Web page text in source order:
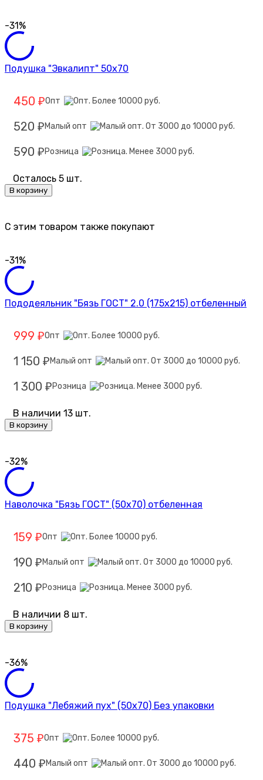
-31%
Подушка "Эвкалипт" 50х70
450 ₽Опт
520 ₽ Малый опт
590 ₽ Розница
Осталось 5 шт.
В корзину
C этим товаром также покупают
-31%
Пододеяльник "Бязь ГОСТ" 2.0 (175х215) отбеленный
999 ₽Опт
1 150 ₽ Малый опт
1 300 ₽ Розница
В наличии 13 шт.
В корзину
-32%
Наволочка "Бязь ГОСТ" (50х70) отбеленная
159 ₽Опт
190 ₽ Малый опт
210 ₽ Розница
В наличии 8 шт.
В корзину
-36%
Подушка "Лебяжий пух" (50х70) Без упаковки
375 ₽Опт
440 ₽ Малый опт